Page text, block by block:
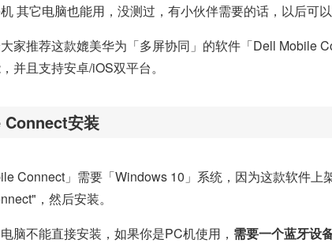
其它电脑也能用，没测过，有小伙伴需要的话，以后可以
家推荐这款媲美华为「多屏协同」的软件「Dell Mobile
并且支持安卓/iOS双平台。
安装
Connect」需要「Windows 10」系统，因为这款软件
，然后安装。
脑不能直接安装，如果你是PC机使用， 需要一个蓝牙设